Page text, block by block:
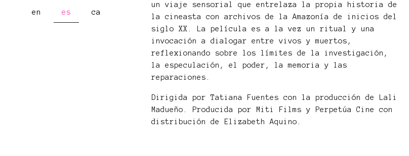
en es ca
un viaje sensorial que entrelaza la propia historia de
la cineasta con archivos de la Amazonía de inicios del
siglo XX. La película es a la vez un ritual y una
invocación a dialogar entre vivos y muertos,
reflexionando sobre los límites de la investigación,
la especulación, el poder, la memoria y las
reparaciones.
Dirigida por Tatiana Fuentes con la producción de Lali
Madueño. Producida por Miti Films y Perpetúa Cine con
distribución de Elizabeth Aquino.